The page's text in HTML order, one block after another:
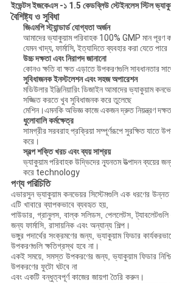
ইভেন্টস ইজকেএস -১ 1.5 কেডব্লিউ স্টেইনলেস স্টিল
বৈশিষ্ট্য ও সুবিধা
জিএমপি স্ট্যান্ডার্ড যোগ্যতা অর্জন
আমাদের ভ্যাকুয়াম পরিবাহক 100% GMP মান পূরণ
যেমন খাদ্য, ফার্মাসি, ইত্যাদিতে ব্যবহার করা যেতে পারে
উচ্চ দক্ষতা এবং নিরাপদ জানানো
কোনও ক্ষতি বা ক্ষত এড়াতে উপকরণগুলি সাবধানতার
সুবিধাজনক ইনস্টলেশন এবং সহজ অপারেশন
মডিউলার ইঞ্জিনিয়ারিং ডিজাইন আমাদের ভ্যাকুয়াম
সজ্জিত করতে খুব সুবিধাজনক করে তুলেছে
মেশিন।এমনকি অভিজ্ঞ কাজে একজন দ্রুত নিয়ন্ত্রণ
ধুলোবালি কর্মক্ষেত্র
সামগ্রীর সরবরাহ প্রক্রিয়া সম্পূর্ণরূপে সুরক্ষিত যাতে
করে।
স্বল্প শক্তি খরচ এবং ব্যয় সাশ্রয়
ভ্যাকুয়াম পরিবাহক উদ্ভিদের ন্যূনতম উত্পাদন ব্যয়ের
করে technology
পণ্য পরিচিতি
এভারসুন ভ্যাকুয়াম কনভেয়র সিস্টেমগুলি এক ধরণের উন্নত
এটি খাবারে ব্যাপকভাবে ব্যবহৃত হয়,
পাউডার, গ্রানুলস, বাল্ক সলিডস, পেললেটস, ট্যাবলেটগুলি
জন্য ফার্মাসি, রাসায়নিক এবং অন্যান্য শিল্প।
ভঙ্গুর পদার্থের সংক্রমণের জন্য, ভ্যাকুয়াম ফিডার
উপকরণগুলি ক্ষতিগ্রস্থ হবে না।
একই সময়ে, সমস্ত উপকরণের জন্য, ভ্যাকুয়াম ফিডার
উপকরণের ফুটো ঘটবে না
এবং একটি বন্ধুত্বপূর্ণ কাজের জায়গা তৈরি করুন।